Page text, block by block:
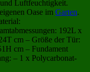
Luftfeuchtigkeit.
Oase im Garten.
192L x
cm – Größe der Tür:
cm – Fundament
– 1 x Polycarbonat-